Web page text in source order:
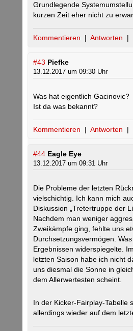
Grundlegende
kurzen Zeit eher nicht zu
Kommentieren | Antworten |
#43 Piefke
13.12.2017 um 09:30 Uhr
Was hat eigentlich Gacinovic?
Ist da was bekannt?
Kommentieren | Antworten |
#44 Eagle Eye
13.12.2017 um 09:31 Uhr
Die Probleme der letzten
vielschichtig. Ich kann mich
Diskussion „Tretertruppe der
Nachdem man weniger
Zweikämpfe ging, fehlte uns
Durchsetzungsvermögen.
Ergebnissen widerspiegelte.
letzten Saison habe ich nicht
uns diesmal die Sonne in
dem Allerwertesten scheint.
In der Kicker-Fairplay-Tabelle
allerdings wieder auf dem